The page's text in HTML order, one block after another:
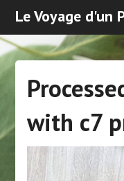
Le Voyage d'un
with c7